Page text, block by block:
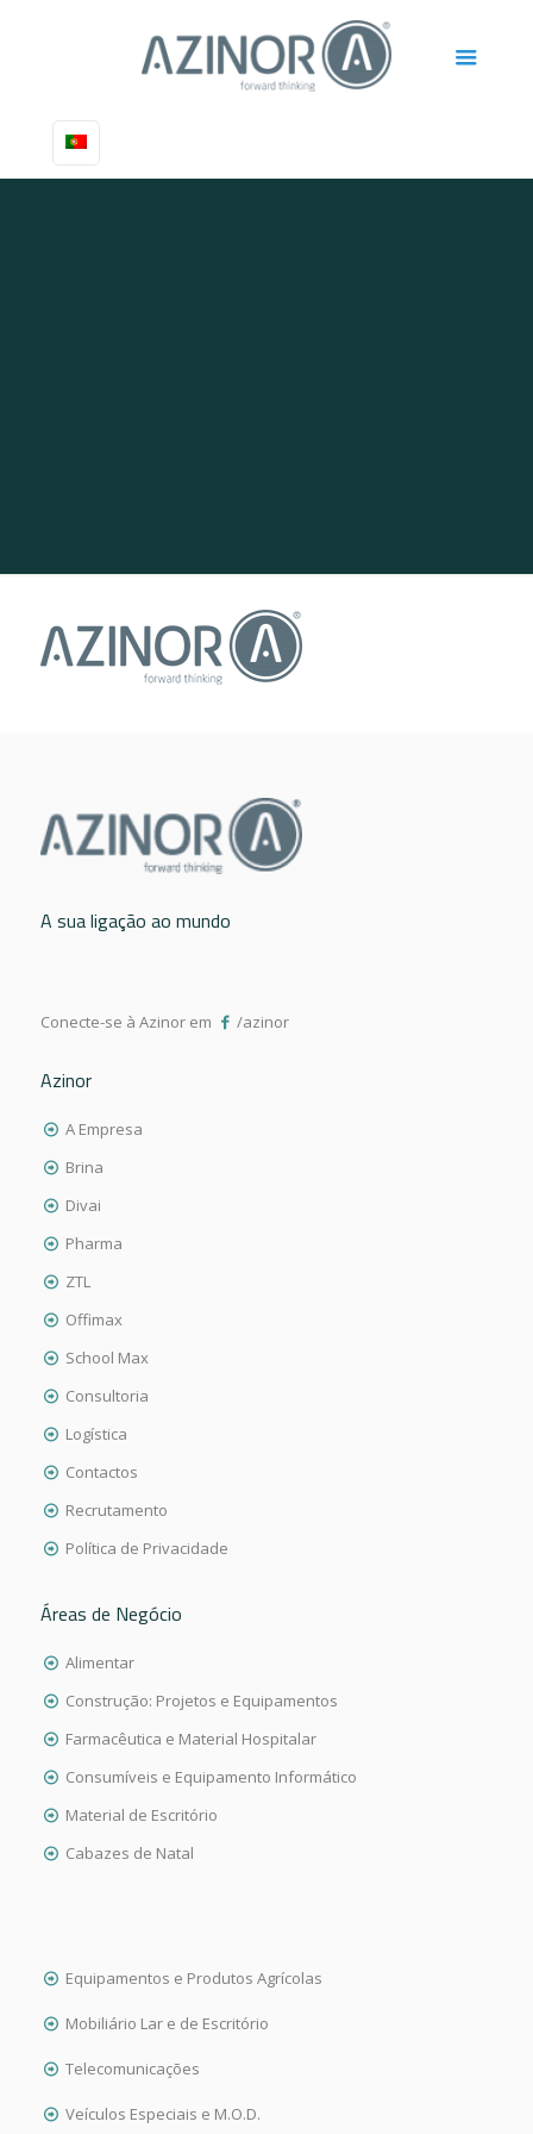
A sua ligação ao mundo
Conecte-se à Azinor em /azinor
Azinor
A Empresa
Brina
Divai
Pharma
ZTL
Offimax
School Max
Consultoria
Logística
Contactos
Recrutamento
Política de Privacidade
Áreas de Negócio
Alimentar
Construção: Projetos e Equipamentos
Farmacêutica e Material Hospitalar
Consumíveis e Equipamento Informático
Material de Escritório
Cabazes de Natal
Equipamentos e Produtos Agrícolas
Mobiliário Lar e de Escritório
Telecomunicações
Veículos Especiais e M.O.D.